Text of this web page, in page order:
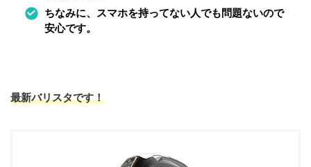
ちなみに、スマホを持ってない人でも問題ないので
安心です。
最新バリスタです！